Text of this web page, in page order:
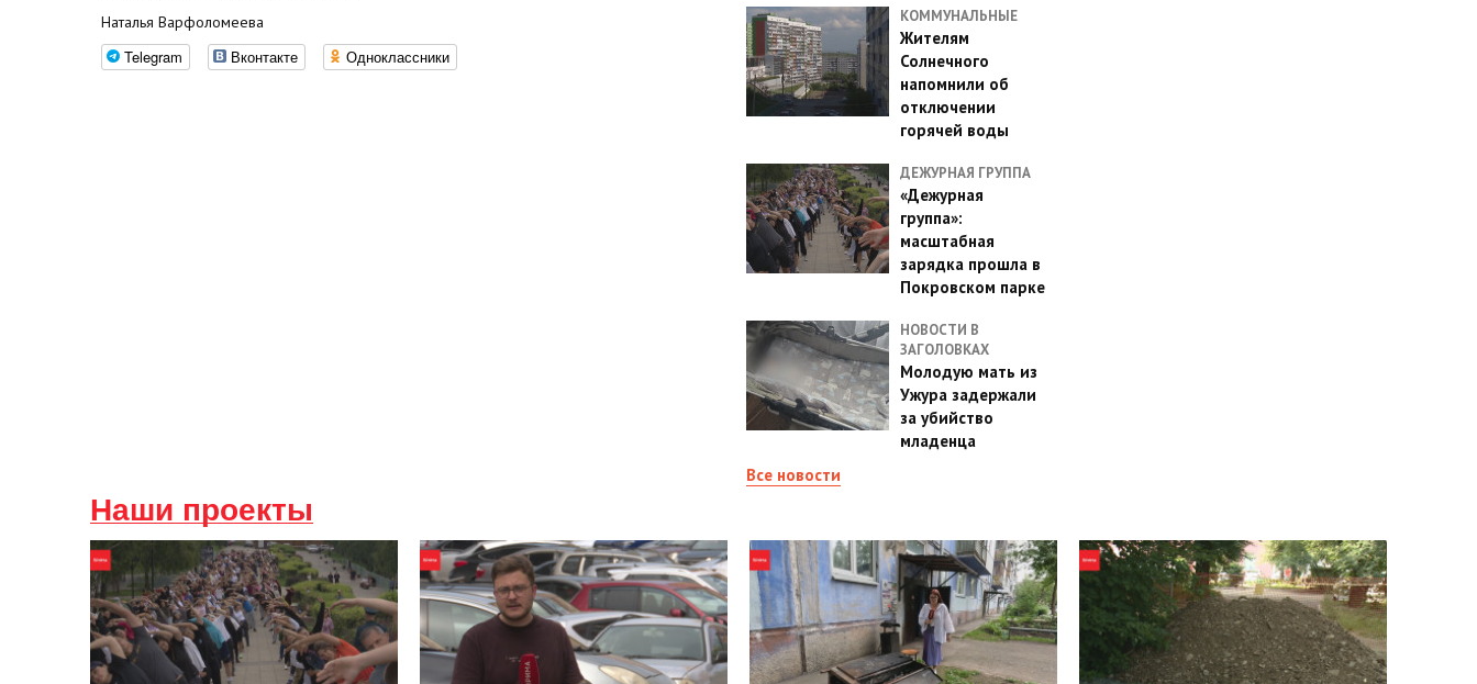
Наталья Варфоломеева
Telegram Вконтакте Одноклассники
КОММУНАЛЬНЫЕ
Жителям
Солнечного
напомнили об
отключении
горячей воды
ДЕЖУРНАЯ ГРУППА
«Дежурная
группа»:
масштабная
зарядка прошла в
Покровском парке
НОВОСТИ В
ЗАГОЛОВКАХ
Молодую мать из
Ужура задержали
за убийство
младенца
Все новости
Наши проекты